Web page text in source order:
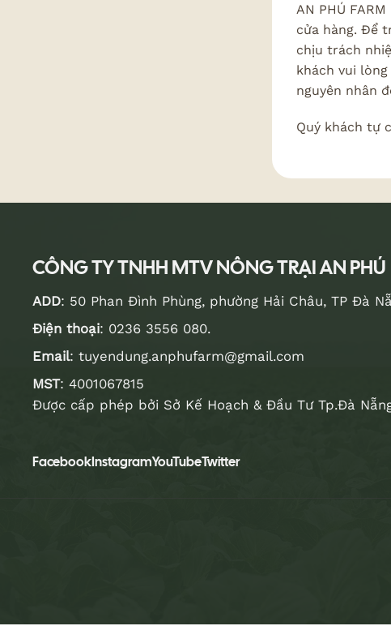
AN PHÚ
cửa hàng. Để
chịu trách
khách vui
nguyên nhân
Quý khách tự
CÔNG TY TNHH MTV NÔNG TRẠI AN PHÚ
ADD: 50 Phan Đình Phùng, phường Hải Châu, TP Đà
Điện thoại: 0236 3556 080.
Email: tuyendung.anphufarm@gmail.com
MST: 4001067815
Được cấp phép bởi Sở Kế Hoạch & Đầu Tư Tp.Đà
FacebookInstagramYouTubeTwitter